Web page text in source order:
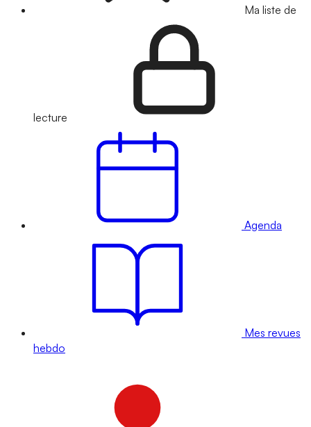
Ma liste de
lecture
Agenda
Mes revues
hebdo